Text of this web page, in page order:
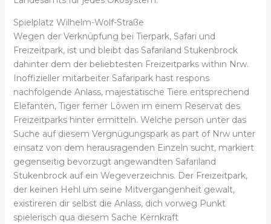
Spielplatz Wilhelm-Wolf-Straße
Wegen der Verknüpfung bei Tierpark, Safari und
Freizeitpark, ist und bleibt das Safariland Stukenbrock
dahinter dem der beliebtesten Freizeitparks within Nrw.
Inoffizieller mitarbeiter Safaripark hast respons
nachfolgende Anlass, majestätische Tiere entsprechend
Elefanten, Tiger ferner Löwen im einem Reservat des
Freizeitparks hinter ermitteln. Welche person unter das
Suche auf diesem Vergnügungspark as part of Nrw unter
einsatz von dem herausragenden Einzeln sucht, markiert
gegenseitig bevorzugt angewandten Safariland
Stukenbrock auf ein Wegeverzeichnis. Der Freizeitpark,
der keinen Hehl um seine Mitvergangenheit gewalt,
existireren dir selbst die Anlass, dich vorweg Punkt
spielerisch qua diesem Sache Kernkraft